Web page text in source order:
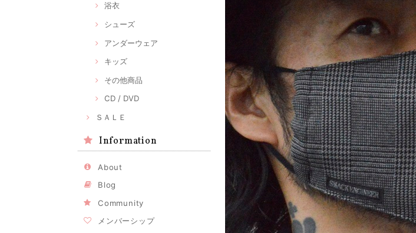
浴衣
シューズ
アンダーウェア
キッズ
その他商品
CD / DVD
ＳＡＬＥ
Information
About
Blog
Community
メンバーシップ